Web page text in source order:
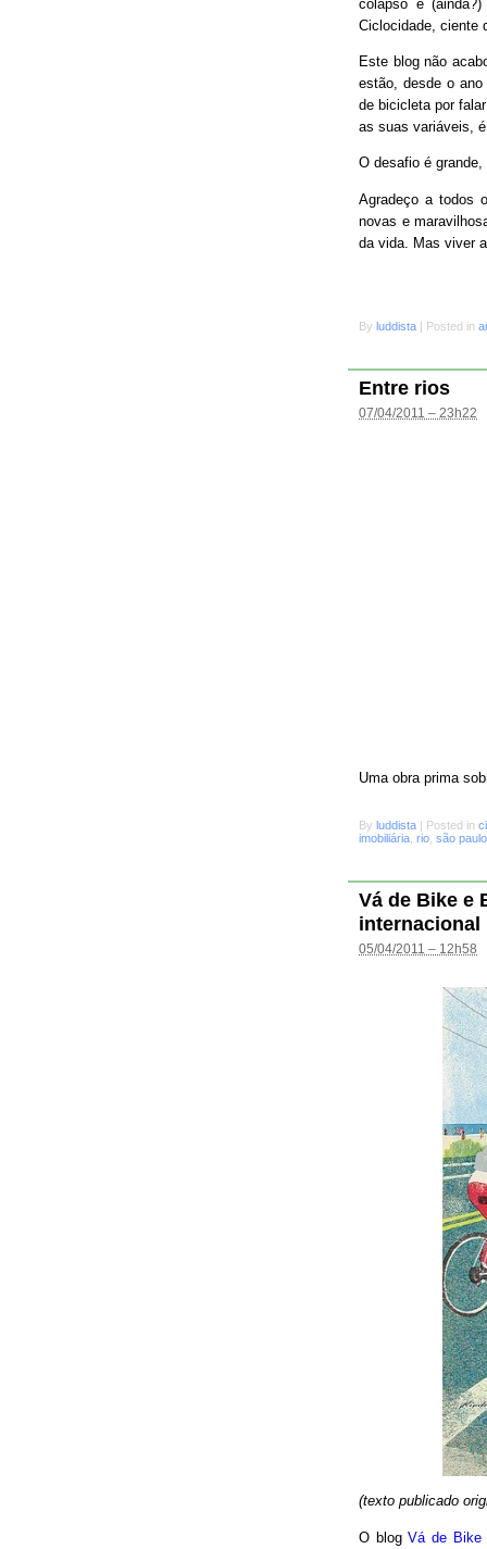
colapso e
Ciclocidade, ciente
Este blog não
estão, desde o ano
de bicicleta por
as suas variáveis,
O desafio é
Agradeço a todos
novas e
da vida. Mas viver
By luddista | Posted in
Entre rios
07/04/2011 – 23h22
Uma obra prima
By luddista | Posted in
imobiliária rio são paulo
Vá de Bike e
internacional
05/04/2011 – 12h58
(texto publicado
O blogVá de Bike